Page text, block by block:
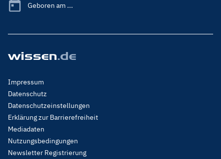
Geboren am ...
Footer
Menu
Legal
Impressum
Datenschutz
Datenschutzeinstellungen
Erklärung zur Barrierefreiheit
Mediadaten
Nutzungsbedingungen
Newsletter Registrierung